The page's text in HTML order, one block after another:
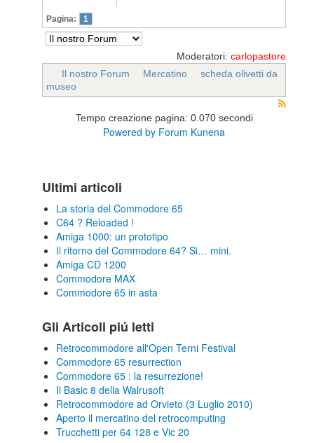
Pagina: 1
Moderatori: carlopastore
Il nostro Forum
Mercatino
scheda olivetti da
museo
Tempo creazione pagina: 0.070 secondi
Powered by Forum Kunena
Ultimi articoli
La storia del Commodore 65
C64 ? Reloaded !
Amiga 1000: un prototipo
Il ritorno del Commodore 64? Si… mini.
Amiga CD 1200
Commodore MAX
Commodore 65 in asta
Gli Articoli piú letti
Retrocommodore all'Open Terni Festival
Commodore 65 resurrection
Commodore 65 : la resurrezione!
Il Basic 8 della Walrusoft
Retrocommodore ad Orvieto (3 Luglio 2010)
Aperto il mercatino del retrocomputing
Trucchetti per 64 128 e Vic 20